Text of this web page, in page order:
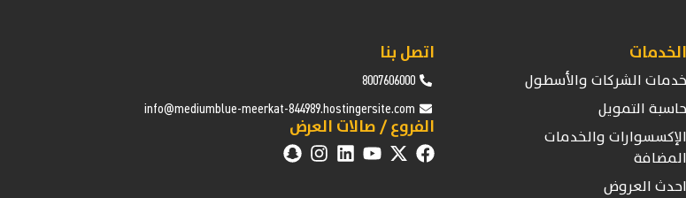
الخدمات
خدمات الشركات والأسطول
حاسبة التمويل
الإكسسوارات والخدمات
المضافة
احدث العروض
اتصل بنا
8007606000
info@mediumblue-meerkat-844989.hostingersite.com
الفروع / صالات العرض